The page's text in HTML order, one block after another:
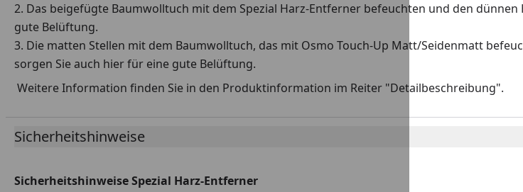
2. Das beigefügte Baumwolltuch mit dem Spezial Harz-Entferner befeuchten und den
gute Belüftung.
3. Die matten Stellen mit dem Baumwolltuch, das mit Osmo Touch-Up Matt/Seidenmatt
sorgen Sie auch hier für eine gute Belüftung.
Weitere Information finden Sie in den Produktinformation im Reiter "Detailbeschreibung".
Sicherheitshinweise
Sicherheitshinweise Spezial Harz-Entferner